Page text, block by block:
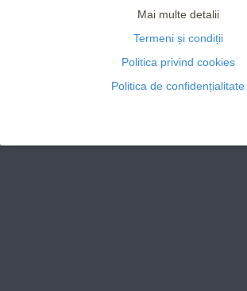
Mai multe detalii
Termeni și condiții
Politica privind cookies
Politica de confidențialitate